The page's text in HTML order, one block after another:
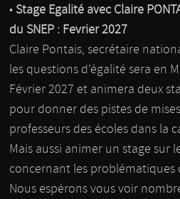
• Stage Egalité avec Claire
du SNEP : Fevrier 2027
Claire Pontais, secrétaire
les questions d’égalité sera en
Février 2027 et animera deux
pour donner des pistes de
professeurs des écoles dans la
Mais aussi animer un stage sur
concernant les problématiques
Nous espérons vous voir